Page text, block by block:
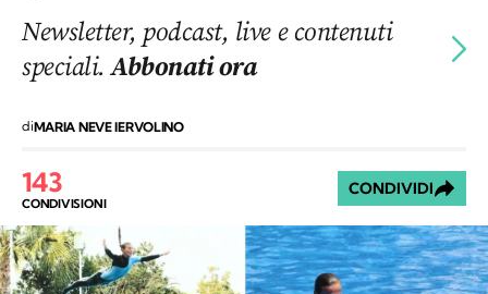
Newsletter, podcast, live e contenuti
speciali.Abbonati ora
diMARIA NEVE IERVOLINO
143
CONDIVISIONI
CONDIVIDI